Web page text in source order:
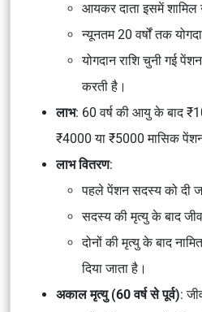
आयकर दाता इसमें शामिल
न्यूनतम 20 वर्षों तक
योगदान राशि चुनी गई
करती है।
लाभ: 60 वर्ष की आयु के बाद
₹4000 या ₹5000 मासिक
लाभ वितरण:
पहले पेंशन सदस्य को दी
सदस्य की मृत्यु के बाद
दोनों की मृत्यु के बाद
दिया जाता है।
अकाल मृत्यु (60 वर्ष से पूर्व):